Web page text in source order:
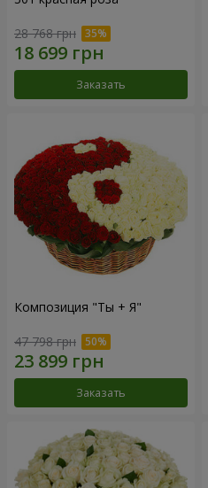
28 768 грн
Заказать
Композиция "Ты + Я"
47 798 грн
Заказать